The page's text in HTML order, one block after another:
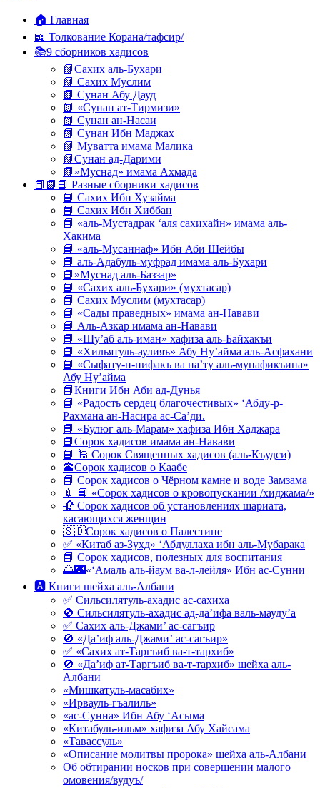
содержимому
🏠 Главная
📖 Толкование Корана/тафсир/
📚9 сборников хадисов
📗Сахих аль-Бухари
📗 Сахих Муслим
📗 Сунан Абу Дауд
📗 «Сунан ат-Тирмизи»
📗 Сунан ан-Насаи
📗 Сунан Ибн Маджах
📗 Муватта имама Малика
📗Сунан ад-Дарими
📗»Муснад» имама Ахмада
📕📗📘 Разные сборники хадисов
📘 Сахих Ибн Хузайма
📘 Сахих Ибн Хиббан
📘 «аль-Мустадрак ‘аля сахихайн» имама аль-
Хакима
📘 «аль-Мусаннаф» Ибн Аби Шейбы
📘 аль-Адабуль-муфрад имама аль-Бухари
📘»Муснад аль-Баззар»
📘 «Сахих аль-Бухари» (мухтасар)
📘 Сахих Муслим (мухтасар)
📘 «Сады праведных» имама ан-Навави
📘 Аль-Азкар имама ан-Навави
📘 «Шу’аб аль-иман» хафиза аль-Байхакъи
📘 «Хильятуль-аулияъ» Абу Ну’айма аль-Асфахани
📘 «Сыфату-н-нифакъ ва на’ту аль-мунафикъина»
Абу Ну’айма
📘Книги Ибн Аби ад-Дунья
📘 «Радость сердец благочестивых» ‘Абду-р-
Рахмана ан-Насира ас-Са’ди.
📘 «Булюг аль-Марам» хафиза Ибн Хаджара
📘Сорок хадисов имама ан-Навави
📘 🕌 Сорок Священных хадисов (аль-Къудси)
🕋Сорок хадисов о Каабе
📘 Сорок хадисов о Чёрном камне и воде Замзама
💉 📘 «Сорок хадисов о кровопускании /хиджама/»
🥀 Сорок хадисов об установлениях шариата,
касающихся женщин
🇸🇩Сорок хадисов о Палестине
✅ «Китаб аз-Зухд» ‘Абдуллаха ибн аль-Мубарака
📘 Сорок хадисов, полезных для воспитания
🌅🌃«‘Амаль аль-йаум ва-л-лейля» Ибн ас-Сунни
🅰 Книги шейха аль-Албани
✅ Сильсилятуль-ахадис ас-сахиха
🚫 Сильсилятуль-ахадис ад-да’ифа валь-мауду’а
✅ Сахих аль-Джами’ ас-сагъир
🚫 «Да’иф аль-Джами’ ас-сагъир»
✅ «Сахих ат-Таргъиб ва-т-тархиб»
🚫 «Да’иф ат-Таргъиб ва-т-тархиб» шейха аль-
Албани
«Мишкатуль-масабих»
«Ирвауль-гъалиль»
«ас-Сунна» Ибн Абу ‘Асыма
«Китабуль-ильм» хафиза Абу Хайсама
«Тавассуль»
«Описание молитвы пророка» шейха аль-Албани
Об обтирании носков при совершении малого
омовения/вудуъ/